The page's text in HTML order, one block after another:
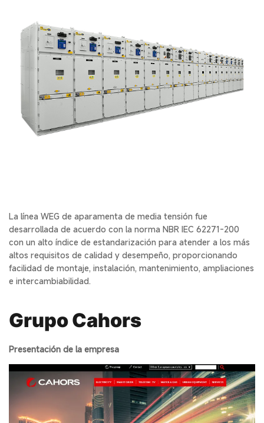
La línea WEG de aparamenta de media tensión fue
desarrollada de acuerdo con la norma NBR IEC 62271-200
con un alto índice de estandarización para atender a los más
altos requisitos de calidad y desempeño, proporcionando
facilidad de montaje, instalación, mantenimiento, ampliaciones
e intercambiabilidad.
Grupo Cahors
Presentación de la empresa